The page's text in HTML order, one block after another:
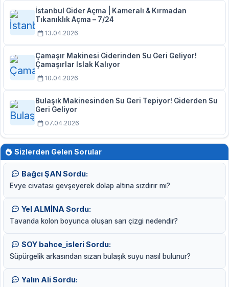
İstanbul Gider Açma | Kameralı & Kırmadan
Tıkanıklık Açma – 7/24
13.04.2026
Çamaşır Makinesi Giderinden Su Geri Geliyor!
Çamaşırlar Islak Kalıyor
10.04.2026
Bulaşık Makinesinden Su Geri Tepiyor! Giderden Su
Geri Geliyor
07.04.2026
Sizlerden Gelen Sorular
Bağcı ŞAN Sordu:
Evye civatası gevşeyerek dolap altına sızdırır mı?
Yel ALMİNA Sordu:
Tavanda kolon boyunca oluşan sarı çizgi nedendir?
SOY bahce_isleri Sordu:
Süpürgelik arkasından sızan bulaşık suyu nasıl bulunur?
Yalın Ali Sordu: